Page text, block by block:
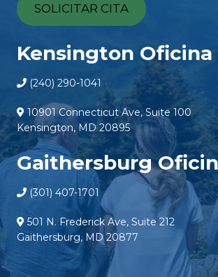
SOLICITAR CITA
Kensington Oficina
(240) 290-1041
10901 Connecticut Ave, Suite 100
Kensington, MD 20895
Gaithersburg
(301) 407-1701
501 N. Frederick Ave, Suite 212
Gaithersburg, MD 20877